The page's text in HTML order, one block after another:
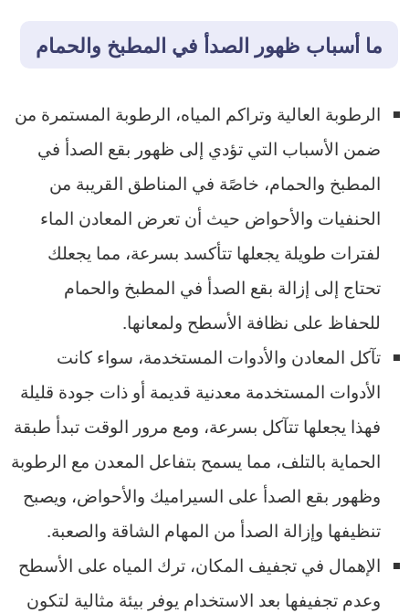
ما أسباب ظهور الصدأ في المطبخ والحمام
الرطوبة العالية وتراكم المياه، الرطوبة المستمرة من
ضمن الأسباب التي تؤدي إلى ظهور بقع الصدأ في
المطبخ والحمام، خاصًة في المناطق القريبة من
الحنفيات والأحواض حيث أن تعرض المعادن الماء
لفترات طويلة يجعلها تتأكسد بسرعة، مما يجعلك
تحتاج إلى إزالة بقع الصدأ في المطبخ والحمام
للحفاظ على نظافة الأسطح ولمعانها.
تآكل المعادن والأدوات المستخدمة، سواء كانت
الأدوات المستخدمة معدنية قديمة أو ذات جودة قليلة
فهذا يجعلها تتآكل بسرعة، ومع مرور الوقت تبدأ طبقة
الحماية بالتلف، مما يسمح بتفاعل المعدن مع الرطوبة
وظهور بقع الصدأ على السيراميك والأحواض، ويصبح
تنظيفها وإزالة الصدأ من المهام الشاقة والصعبة.
الإهمال في تجفيف المكان، ترك المياه على الأسطح
وعدم تجفيفها بعد الاستخدام يوفر بيئة مثالية لتكون